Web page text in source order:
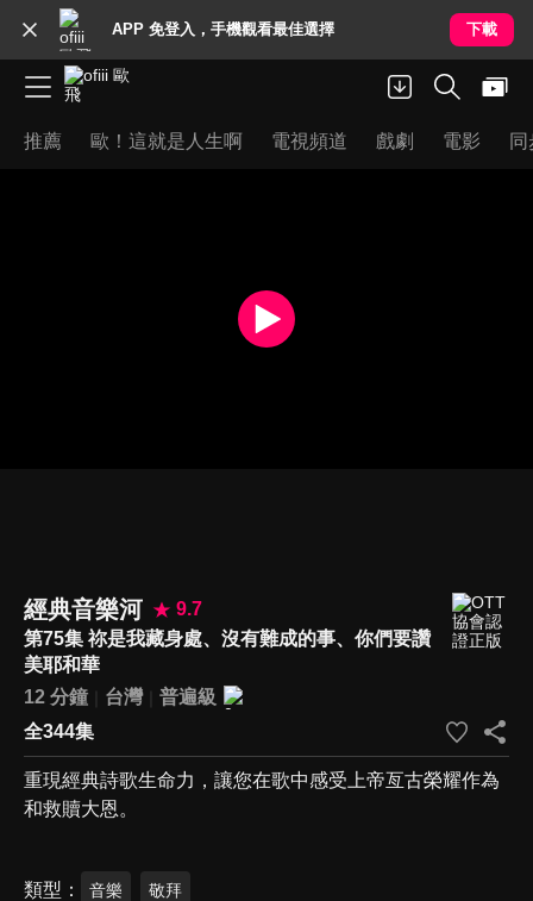
APP 免登入，手機觀看最佳選擇 下載
推薦 歐！這就是人生啊 電視頻道 戲劇 電影
經典音樂河
9.7
第75集 祢是我藏身處、沒有難成的事、你們要讚
美耶和華
12 分鐘
台灣
普遍級
全344集
重現經典詩歌生命力，讓您在歌中感受上帝亙古榮耀作為
和救贖大恩。
類型 音樂 敬拜